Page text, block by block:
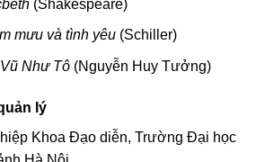
(Shakespeare)
mưu và tình yêu(Schiller)
Vũ Như Tô(Nguyễn Huy Tưởng)
lý
Khoa Đạo diễn, Trường Đại học